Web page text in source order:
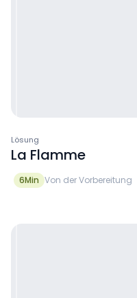
Lösung
La Flamme
6Min Von der Vorbereitung